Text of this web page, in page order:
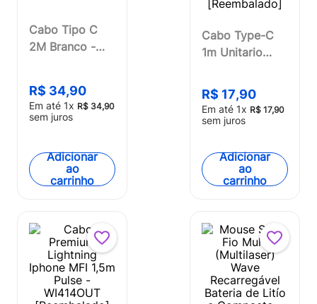
Cabo Tipo C
2M Branco -
R$ 34,90
Em até 1x R$ 34,90
sem juros
Adicionar
ao
carrinho
Cabo Type-C
1m Unitario
- WI364OUT
[Reembalado]
R$ 17,90
Em até 1x R$ 17,90
sem juros
Adicionar
ao
carrinho